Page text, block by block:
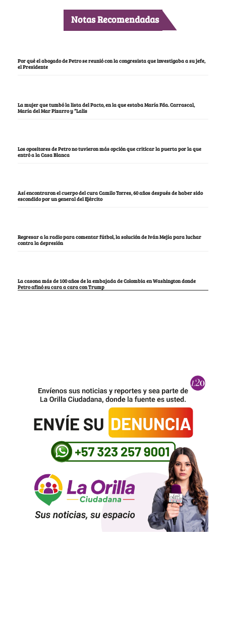
Notas Recomendadas
Por qué el abogado de Petro se reunió con la congresista que investigaba a su jefe,
el Presidente
La mujer que tumbó la lista del Pacto, en la que estaba María Fda. Carrascal,
María del Mar Pizarro y “Lalis
Los opositores de Petro no tuvieron más opción que criticar la puerta por la que
entró a la Casa Blanca
Así encontraron el cuerpo del cura Camilo Torres, 60 años después de haber sido
escondido por un general del Ejército
Regresar a la radio para comentar fútbol, la solución de Iván Mejía para luchar
contra la depresión
La casona más de 100 años de la embajada de Colombia en Washington donde
Petro afinó su cara a cara con Trump